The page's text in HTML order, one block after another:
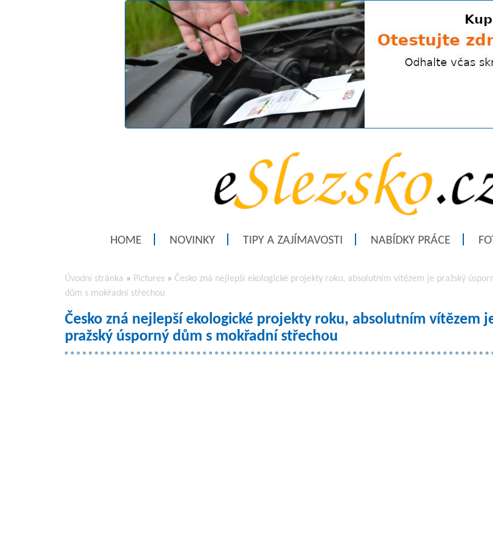
HOME NOVINKY TIPY A ZAJÍMAVOSTI NABÍDKY PRÁCE
Úvodní stránka » Pictures » Česko zná nejlepší ekologické projekty roku, absolutním vítězem je pražský
dům s mokřadní střechou
Česko zná nejlepší ekologické projekty roku, absolutním vítězem
pražský úsporný dům s mokřadní střechou